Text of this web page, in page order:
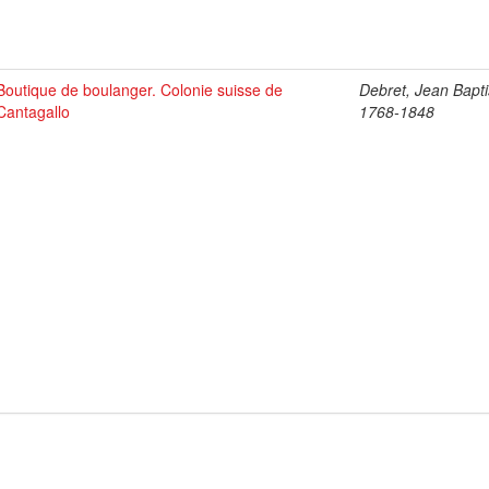
de boulanger. Colonie suisse de
Debret, Jean
1768-1848